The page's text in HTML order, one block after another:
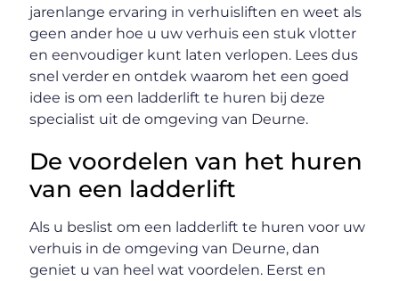
jarenlange ervaring in verhuisliften en weet als
geen ander hoe u uw verhuis een stuk vlotter
en eenvoudiger kunt laten verlopen. Lees dus
snel verder en ontdek waarom het een goed
idee is om een ladderlift te huren bij deze
specialist uit de omgeving van Deurne.
De voordelen van het huren
van een ladderlift
Als u beslist om een ladderlift te huren voor uw
verhuis in de omgeving van Deurne, dan
geniet u van heel wat voordelen. Eerst en